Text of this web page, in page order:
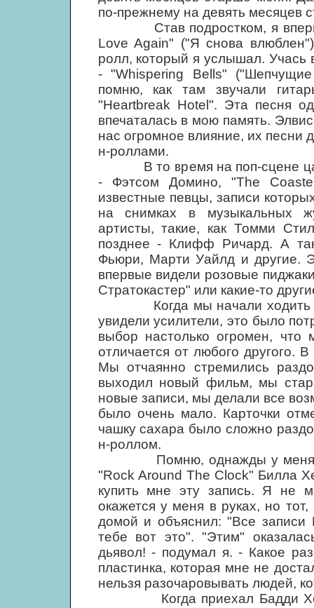
по-прежнему на девять месяцев
Став подростком, я
Love Again" ("Я снова
ролл, который я услышал. Учась
- "Whispering Bells"
помню, как там звучали
"Heartbreak Hotel". Эта песня
впечаталась в мою память.
нас огромное влияние, их
н-роллами.
В то время на поп-сцене
- Фэтсом Домино, "The
известные певцы, записи
на снимках в музыкальных
артисты, такие, как Томми
позднее - Клифф Ричард. А
Фьюри, Марти Уайлд и другие.
впервые видели розовые
Стратокастер" или какие-то
Когда мы начали ходить на
увидели усилители, это было
выбор настолько огромен, что
отличается от любого другого.
Мы отчаянно стремились
выходил новый фильм, мы
новые записи, мы делали все
было очень мало. Карточки
чашку сахара было сложно
н-роллом.
Помню, однажды у меня
"Rock Around The Clock" Билла
купить мне эту запись. Я не
окажется у меня в руках, но
домой и объяснил: "Все
тебе вот это". "Этим"
дьявол! - подумал я. - Какое
пластинка, которая мне не
нельзя разочаровывать людей,
Когда приехал Бадди